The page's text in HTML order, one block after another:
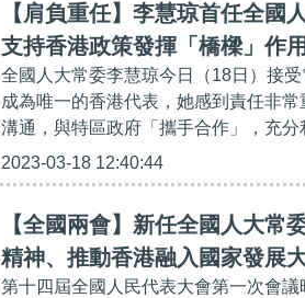
【肩負重任】李慧琼首任全國
支持香港政策發揮「橋樑」作用
全國人大常委李慧琼今日（18日）接
成為唯一的香港代表，她感到責任非
溝通，與特區政府「攜手合作」，充
2023-03-18 12:40:44
【全國兩會】新任全國人大常
精神、推動香港融入國家發展
第十四屆全國人民代表大會第一次會